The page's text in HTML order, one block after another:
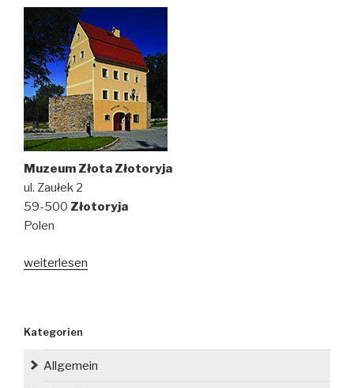
besser
vermarkten“
Muzeum Złota Złotoryja
ul. Zaułek 2
59-500 Złotoryja
Polen
weiterlesen
Kategorien
Allgemein